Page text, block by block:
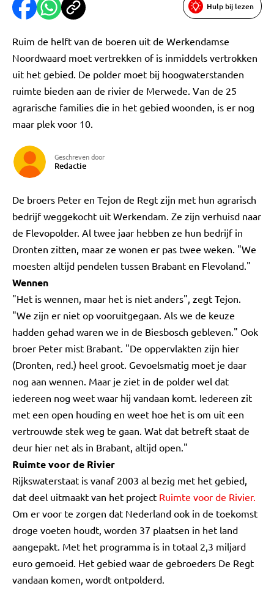
Hulp bij lezen
Ruim de helft van de boeren uit de Werkendamse
Noordwaard moet vertrekken of is inmiddels vertrokken
uit het gebied. De polder moet bij hoogwaterstanden
ruimte bieden aan de rivier de Merwede. Van de 25
agrarische families die in het gebied woonden, is er nog
maar plek voor 10.
Geschreven door
Redactie
De broers Peter en Tejon de Regt zijn met hun agrarisch
bedrijf weggekocht uit Werkendam. Ze zijn verhuisd naar
de Flevopolder. Al twee jaar hebben ze hun bedrijf in
Dronten zitten, maar ze wonen er pas twee weken. "We
moesten altijd pendelen tussen Brabant en Flevoland."
Wennen
"Het is wennen, maar het is niet anders", zegt Tejon.
"We zijn er niet op vooruitgegaan. Als we de keuze
hadden gehad waren we in de Biesbosch gebleven." Ook
broer Peter mist Brabant. "De oppervlakten zijn hier
(Dronten, red.) heel groot. Gevoelsmatig moet je daar
nog aan wennen. Maar je ziet in de polder wel dat
iedereen nog weet waar hij vandaan komt. Iedereen zit
met een open houding en weet hoe het is om uit een
vertrouwde stek weg te gaan. Wat dat betreft staat de
deur hier net als in Brabant, altijd open."
Ruimte voor de Rivier
Rijkswaterstaat is vanaf 2003 al bezig met het gebied,
dat deel uitmaakt van het project Ruimte voor de Rivier.
Om er voor te zorgen dat Nederland ook in de toekomst
droge voeten houdt, worden 37 plaatsen in het land
aangepakt. Met het programma is in totaal 2,3 miljard
euro gemoeid. Het gebied waar de gebroeders De Regt
vandaan komen, wordt ontpolderd.